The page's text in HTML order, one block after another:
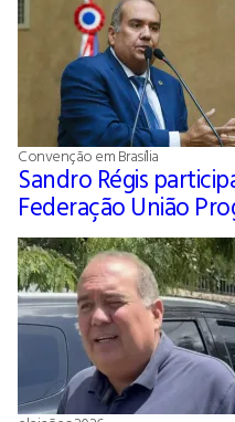
Convenção em Brasília
Sandro Régis
Federação União